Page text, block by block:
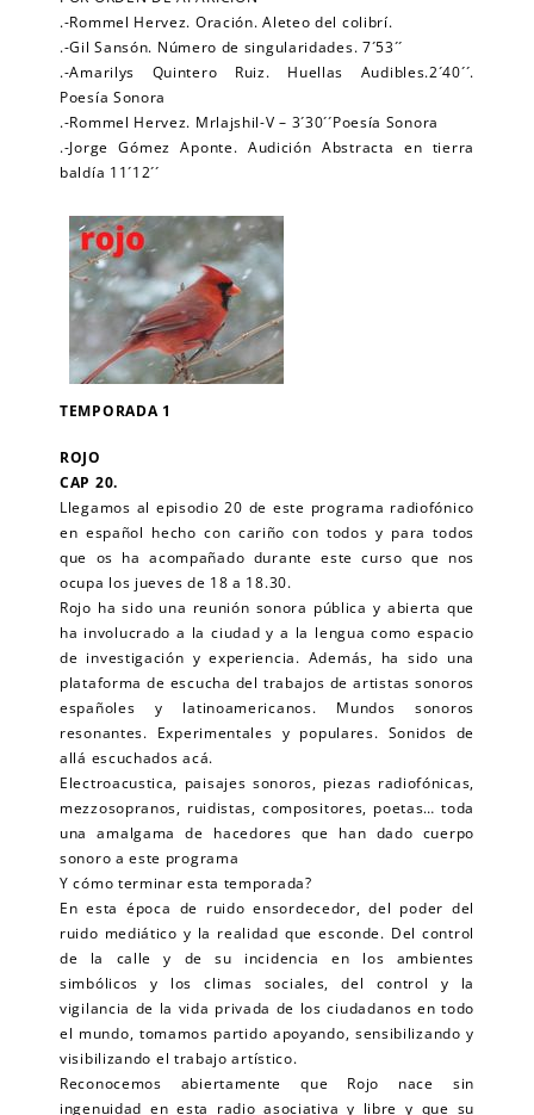
.-Rommel Hervez. Oración. Aleteo del colibrí.
.-Gil Sansón. Número de singularidades. 7´53´´
.-Amarilys Quintero Ruiz. Huellas Audibles.2´40´´.
Poesía Sonora
.-Rommel Hervez. Mrlajshil-V – 3´30´´Poesía Sonora
.-Jorge Gómez Aponte. Audición Abstracta en tierra
baldía 11´12´´
TEMPORADA 1
ROJO
CAP 20.
Llegamos al episodio 20 de este programa radiofónico
en español hecho con cariño con todos y para todos
que os ha acompañado durante este curso que nos
ocupa los jueves de 18 a 18.30.
Rojo ha sido una reunión sonora pública y abierta que
ha involucrado a la ciudad y a la lengua como espacio
de investigación y experiencia. Además, ha sido una
plataforma de escucha del trabajos de artistas sonoros
españoles y latinoamericanos. Mundos sonoros
resonantes. Experimentales y populares. Sonidos de
allá escuchados acá.
Electroacustica, paisajes sonoros, piezas radiofónicas,
mezzosopranos, ruidistas, compositores, poetas… toda
una amalgama de hacedores que han dado cuerpo
sonoro a este programa
Y cómo terminar esta temporada?
En esta época de ruido ensordecedor, del poder del
ruido mediático y la realidad que esconde. Del control
de la calle y de su incidencia en los ambientes
simbólicos y los climas sociales, del control y la
vigilancia de la vida privada de los ciudadanos en todo
el mundo, tomamos partido apoyando, sensibilizando y
visibilizando el trabajo artístico.
Reconocemos abiertamente que Rojo nace sin
ingenuidad en esta radio asociativa y libre y que su